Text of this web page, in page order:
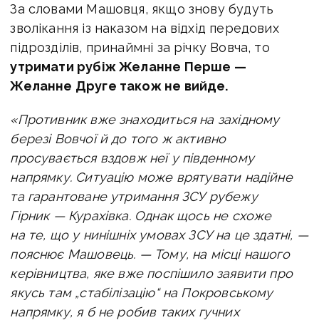
За словами Машовця, якщо знову будуть
зволікання із наказом на відхід передових
підрозділів, принаймні за річку Вовча, то
утримати рубіж Желанне Перше —
Желанне Друге також не вийде.
«Противник вже знаходиться на західному
березі Вовчої й до того ж активно
просувається вздовж неї у південному
напрямку. Ситуацію може врятувати надійне
та гарантоване утримання ЗСУ рубежу
Гірник — Курахівка. Однак щось не схоже
на те, що у нинішніх умовах ЗСУ на це здатні, —
пояснює Машовець. — Тому, на місці нашого
керівництва, яке вже поспішило заявити про
якусь там „стабілізацію“ на Покровському
напрямку, я б не робив таких гучних